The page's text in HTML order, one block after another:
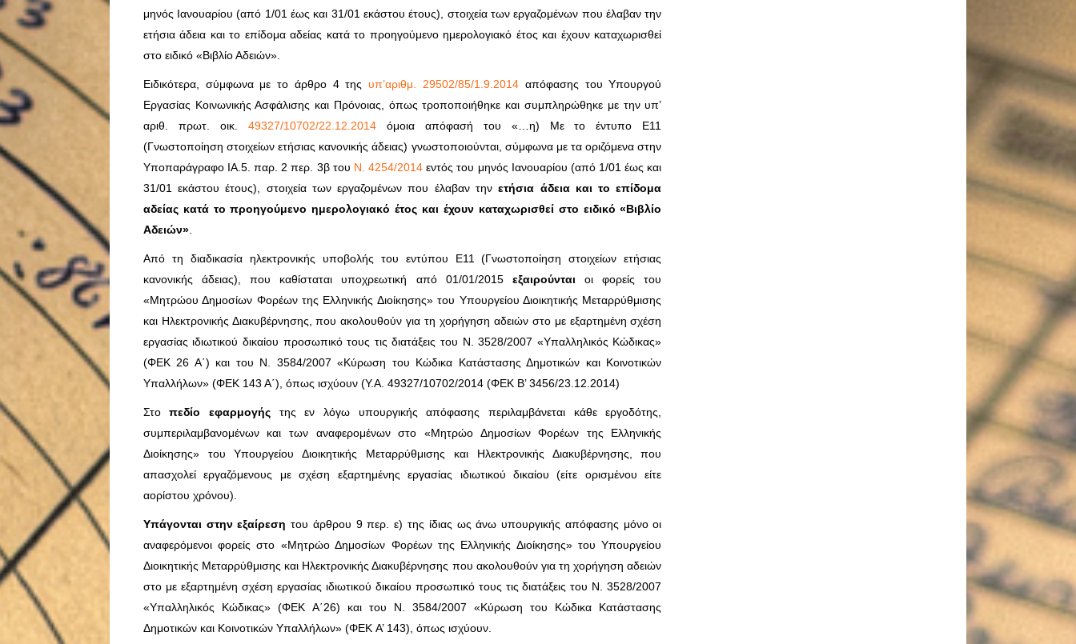
μηνός Ιανουαρίου (από 1/01 έως και 31/01 εκάστου έτους), στοιχεία των εργαζομένων που έλαβαν την
ετήσια άδεια και το επίδομα αδείας κατά το προηγούμενο ημερολογιακό έτος και έχουν καταχωρισθεί
στο ειδικό «Βιβλίο Αδειών».
Ειδικότερα, σύμφωνα με το άρθρο 4 της υπ’αριθμ. 29502/85/1.9.2014 απόφασης του Υπουργού
Εργασίας Κοινωνικής Ασφάλισης και Πρόνοιας, όπως τροποποιήθηκε και συμπληρώθηκε με την υπ’
αριθ. πρωτ. οικ. 49327/10702/22.12.2014 όμοια απόφασή του «…η) Με το έντυπο E11
(Γνωστοποίηση στοιχείων ετήσιας κανονικής άδειας) γνωστοποιούνται, σύμφωνα με τα οριζόμενα στην
Υποπαράγραφο IA.5. παρ. 2 περ. 3β του Ν. 4254/2014 εντός του μηνός Ιανουαρίου (από 1/01 έως και
31/01 εκάστου έτους), στοιχεία των εργαζομένων που έλαβαν τηνετήσια άδεια και το επίδομα
αδείας κατά το προηγούμενο ημερολογιακό έτος και έχουν καταχωρισθεί στο ειδικό «Βιβλίο
Αδειών».
Από τη διαδικασία ηλεκτρονικής υποβολής του εντύ­που Ε11 (Γνωστοποίηση στοιχείων ετήσιας
κανονικής άδειας), που καθίσταται υποχρεωτική από 01/01/2015 εξαιρούνταιοι φορείς του
«Μητρώου Δημοσίων Φορέων της Ελληνικής Διοίκησης» του Υπουργείου Διοικητικής Μεταρρύθμισης
και Ηλεκτρονικής Διακυβέρνησης, που ακολουθούν για τη χορήγηση αδειών στο με εξαρτημέ­νη σχέση
εργασίας ιδιωτικού δικαίου προσωπικό τους τις διατάξεις του Ν. 3528/2007 «Υπαλληλικός Κώδικας»
(ΦΕΚ 26 Α΄) και του Ν. 3584/2007 «Κύρωση του Κώδικα Κατάστασης Δημοτικών και Κοινοτικών
Υπαλλήλων» (ΦΕΚ 143 Α΄), όπως ισχύουν (Υ.Α. 49327/10702/2014 (ΦΕΚ B’ 3456/23.12.2014)
Στοπεδίο εφαρμογής της εν λόγω υπουργικής απόφασης περιλαμβάνεται κάθε εργοδότης,
συμπεριλαμβανομένων και των αναφερομένων στο «Μητρώο Δημοσίων Φορέων της Ελληνικής
Διοίκησης» του Υπουργείου Διοικητικής Μεταρρύθμισης και Ηλεκτρονικής Διακυβέρνησης, που
απασχολεί εργαζόμενους με σχέση εξαρτημένης εργασίας ιδιωτικού δικαίου (είτε ορισμένου είτε
αορίστου χρόνου).
Υπάγονται στην εξαίρεση του άρθρου 9 περ. ε) της ίδιας ως άνω υπουργικής απόφασης μόνο οι
αναφερόμενοι φορείς στο «Μητρώο Δημοσίων Φορέων της Ελληνικής Διοίκησης» του Υπουργείου
Διοικητικής Μεταρρύθμισης και Ηλεκτρονικής Διακυβέρνησης που ακολουθούν για τη χορήγηση αδειών
στο με εξαρτημένη σχέση εργασίας ιδιωτικού δικαίου προσωπικό τους τις διατάξεις του N. 3528/2007
«Υπαλληλικός Κώδικας» (ΦEK Α΄26) και του N. 3584/2007 «Κύρωση του Κώδικα Κατάστασης
Δημοτικών και Κοινοτικών Υπαλλήλων» (ΦEK Α’ 143), όπως ισχύουν.